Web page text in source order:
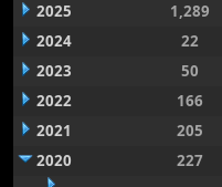
2025
1,289
2024
22
2023
50
2022
166
2021
205
2020
227